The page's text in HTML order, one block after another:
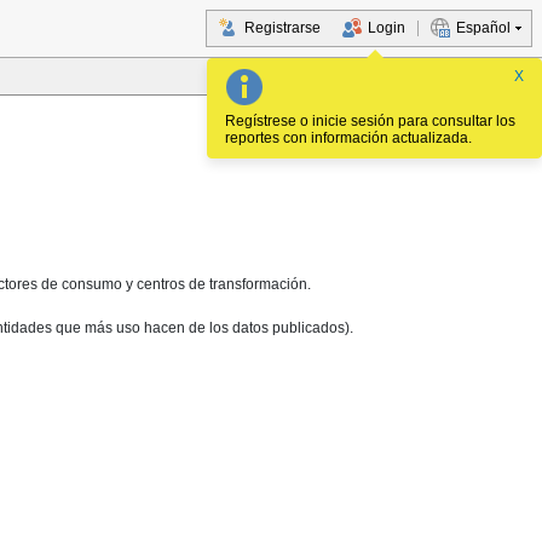
Registrarse Login Español
de consumo y centros de transformación.
que más uso hacen de los datos publicados).
X
Regístrese o inicie sesión para consultar los
reportes con información actualizada.